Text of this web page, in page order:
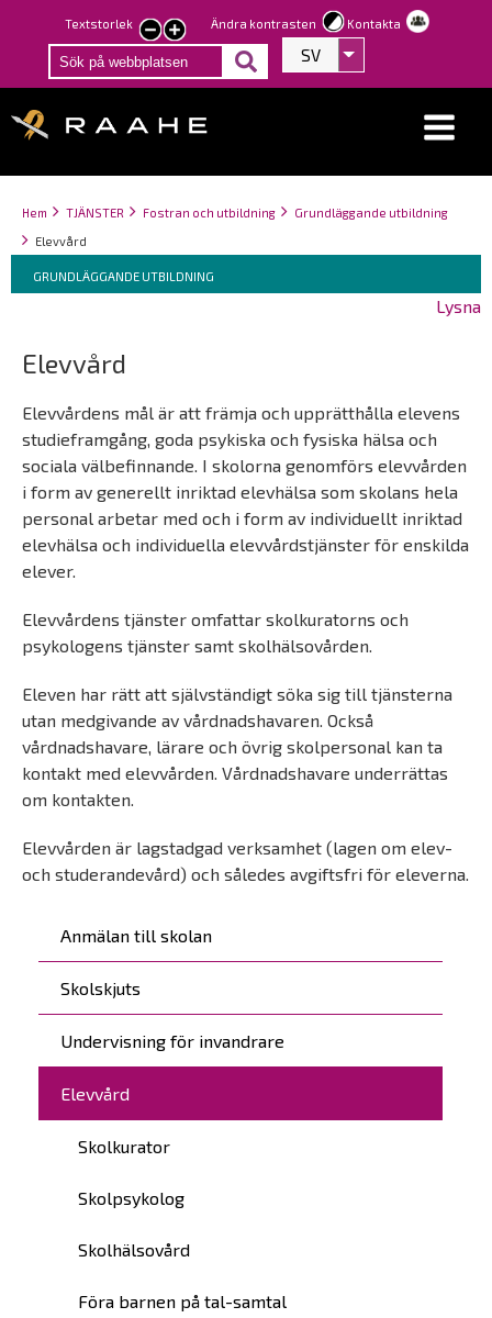
Hoppa
till
huvudinnehåll
Textstorlek
smaller
text
larger
text
Ändra kontrasten Kontakta
SV Visa fler åtgärder
Länkstigar
You
are
Hem TJÄNSTER Fostran och utbildning
Grundläggande utbildning
Elevvård
Breadcrumbs
You
are
GRUNDLÄGGANDE UTBILDNING
Lysna
Päävalikko
Anmälan till skolan
Skolskjuts
Undervisning för invandrare
Elevvård
Skolkurator
Skolpsykolog
Skolhälsovård
Föra barnen på tal-samtal
Elevvård
Elevvårdens mål är att främja och upprätthålla elevens
studieframgång, goda psykiska och fysiska hälsa och
sociala välbefinnande. I skolorna genomförs elevvården
i form av generellt inriktad elevhälsa som skolans hela
personal arbetar med och i form av individuellt inriktad
elevhälsa och individuella elevvårdstjänster för enskilda
elever.
Elevvårdens tjänster omfattar skolkuratorns och
psykologens tjänster samt skolhälsovården.
Eleven har rätt att självständigt söka sig till tjänsterna
utan medgivande av vårdnadshavaren. Också
vårdnadshavare, lärare och övrig skolpersonal kan ta
kontakt med elevvården. Vårdnadshavare underrättas
om kontakten.
Elevvården är lagstadgad verksamhet (lagen om elev-
och studerandevård) och således avgiftsfri för eleverna.